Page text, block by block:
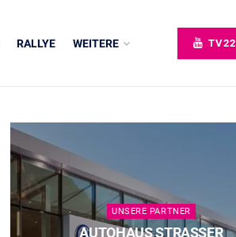
RALLYE WEITERE TV22
UNSERE PARTNER
AUTOHAUS STRASSER